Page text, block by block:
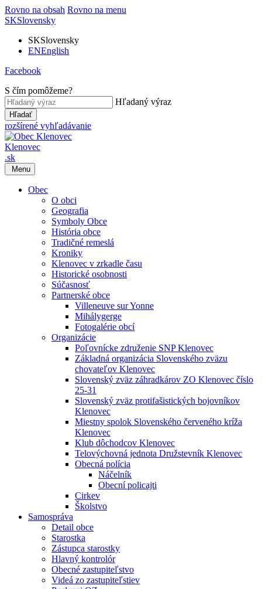
Rovno na obsah Rovno na menu
SKSlovensky
SKSlovensky
ENEnglish
Facebook
S čím pomôžeme?
Hľadaný výraz
Hľadať
rozšírené vyhľadávanie
Klenovec
.sk
Menu
Obec
O obci
Geografia
Symboly Obce
História obce
Tradičné remeslá
Kroniky
Klenovec v zrkadle času
Historické osobnosti
Súčasnosť
Partnerské obce
Villeneuve sur Yonne
Mihálygerge
Fotogalérie obcí
Organizácie
Poľovnícke združenie SNP Klenovec
Základná organizácia Slovenského zväzu
chovateľov Klenovec
Slovenský zväz záhradkárov ZO Klenovec číslo
25-31
Slovenský zväz protifašistických bojovníkov
Klenovec
Miestny spolok Slovenského červeného kríža
Klenovec
Klub dôchodcov Klenovec
Telovýchovná jednota Družstevník Klenovec
Obecná polícia
Náčelník
Obecní policajti
Cirkev
Školstvo
Samospráva
Detail obce
Starostka
Zástupca starostky
Hlavný kontrolór
Obecné zastupiteľstvo
Videá zo zastupiteľstiev